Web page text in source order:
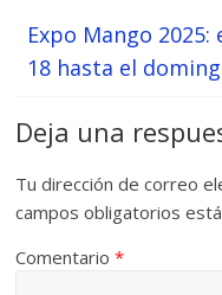
Expo Mango
18 hasta el
Deja una
Tu dirección de correo
campos obligatorios
Comentario*